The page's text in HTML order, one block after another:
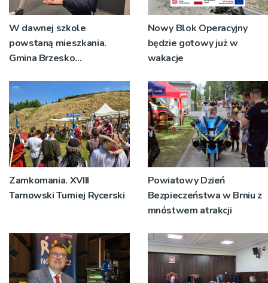
W dawnej szkole
powstaną mieszkania.
Gmina Brzesko
inwestycję SIM
Nowy Blok Operacyjny
będzie gotowy już w
wakacje
Zamkomania. XVIII
Tarnowski Turniej Rycerski
Powiatowy Dzień
Bezpieczeństwa w Brniu z
mnóstwem atrakcji